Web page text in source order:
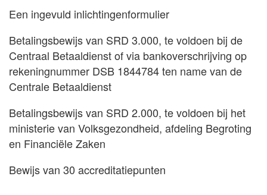
Een ingevuld inlichtingenformulier
Betalingsbewijs van SRD 3.000, te voldoen bij de
Centraal Betaaldienst of via bankoverschrijving op
rekeningnummer DSB 1844784 ten name van de
Centrale Betaaldienst
Betalingsbewijs van SRD 2.000, te voldoen bij het
ministerie van Volksgezondheid, afdeling Begroting
en Financiële Zaken
Bewijs van 30 accreditatiepunten